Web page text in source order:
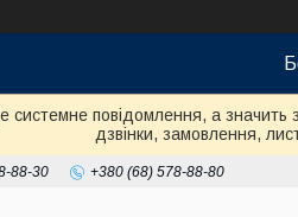
системне повідомлення, а
дзвінки, замовлення,
88-30 +380 (68) 578-88-80